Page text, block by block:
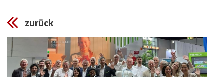
zurück